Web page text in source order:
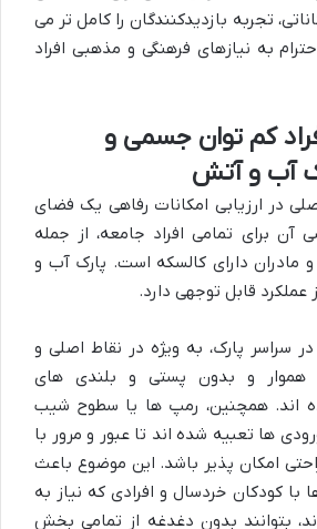
تجربه بازدیدکنندگان را کامل تر می
به نیازهای فرهنگی و مذهبی افراد
کم توان جسمی و
آب و آتش
در ارزیابی امکانات رفاهی یک فضای
آن برای تمامی افراد جامعه، از جمله
مادران دارای کالسکه است. پارک آب و
قابل توجهی دارد.
سراسر پارک، به ویژه در نقاط اصلی و
هموار و بدون پستی و بلندی های
اند. همچنین، رمپ ها یا سطوح شیب
ها تعبیه شده اند تا عبور و مرور با
امکان پذیر باشد. این موضوع باعث
با کودکان خردسال و افرادی که نیاز به
بتوانند بدون دغدغه از تمامی بخش